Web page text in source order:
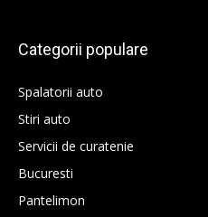
Categorii populare
Spalatorii auto
Stiri auto
Servicii de curatenie
Bucuresti
Pantelimon